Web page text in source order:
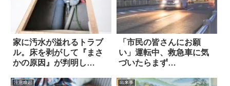
家に汚水が溢れるトラブ
ル。床を剥がして『まさ
かの原因』が判明し
「市民の皆さんにお願
い」運転中、救急車に気
づいたらまず…
注意喚起 出来事